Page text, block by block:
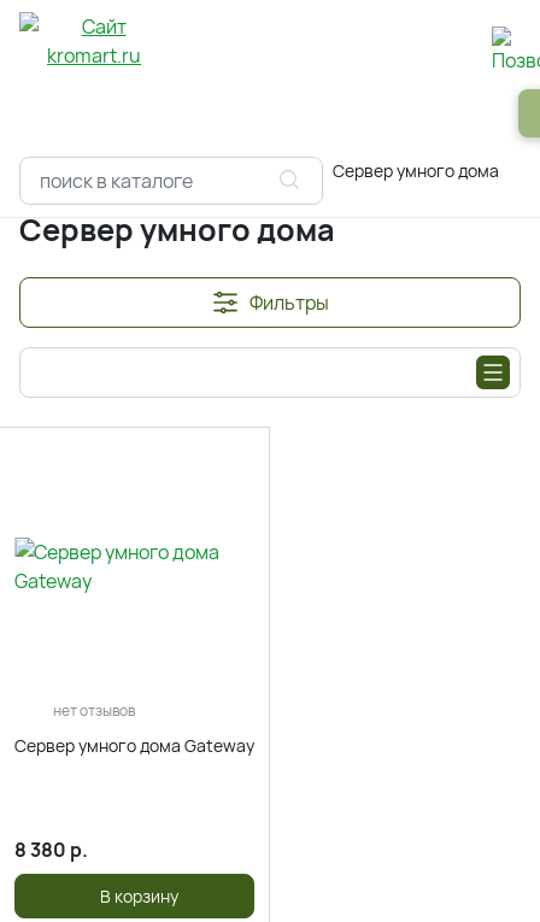
Главная Умный дом Сервер умного дома
Сервер умного дома
Фильтры
нет отзывов
Сервер умного дома Gateway
8 380 р.
В корзину